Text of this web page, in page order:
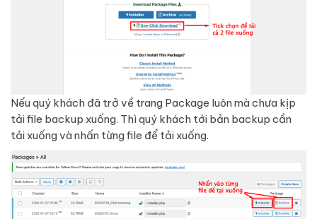
Nếu quý khách đã trở về trang Package luôn mà chưa kịp
tải file backup xuống. Thì quý khách tới bản backup cần
tải xuống và nhấn từng file để tải xuống.